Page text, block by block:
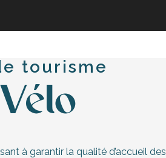
tourisme
à garantir la qualité d’accueil des